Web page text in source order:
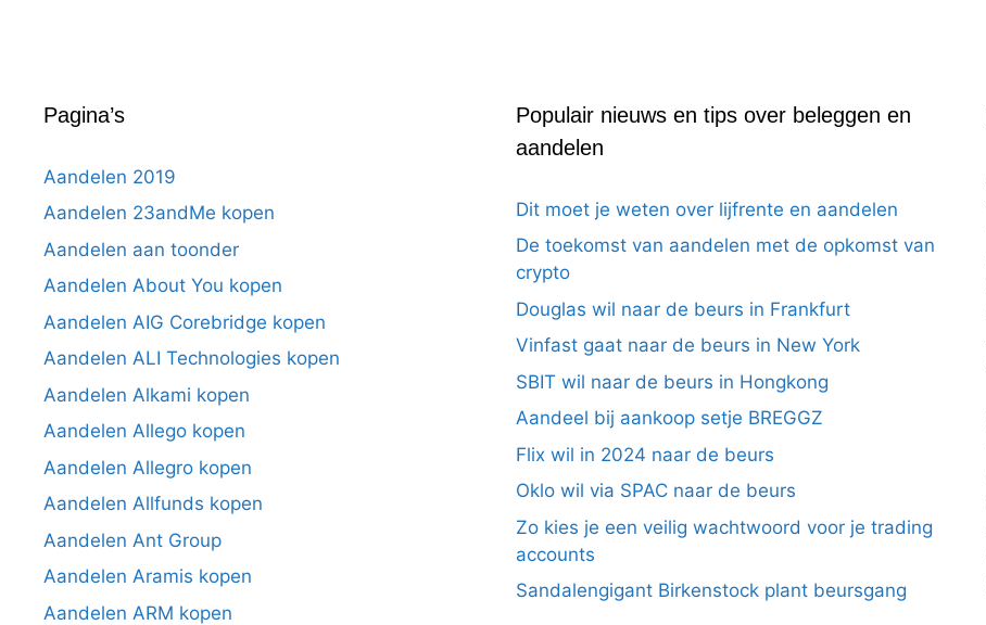
Pagina’s
Aandelen 2019
Aandelen 23andMe kopen
Aandelen aan toonder
Aandelen About You kopen
Aandelen AIG Corebridge kopen
Aandelen ALI Technologies kopen
Aandelen Alkami kopen
Aandelen Allego kopen
Aandelen Allegro kopen
Aandelen Allfunds kopen
Aandelen Ant Group
Aandelen Aramis kopen
Aandelen ARM kopen
Populair nieuws en tips over beleggen en
aandelen
Dit moet je weten over lijfrente en aandelen
De toekomst van aandelen met de opkomst van
crypto
Douglas wil naar de beurs in Frankfurt
Vinfast gaat naar de beurs in New York
SBIT wil naar de beurs in Hongkong
Aandeel bij aankoop setje BREGGZ
Flix wil in 2024 naar de beurs
Oklo wil via SPAC naar de beurs
Zo kies je een veilig wachtwoord voor je trading
accounts
Sandalengigant Birkenstock plant beursgang